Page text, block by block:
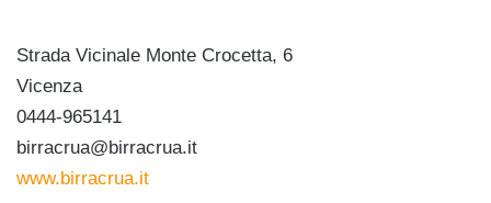
Strada Vicinale Monte Crocetta, 6
Vicenza
0444-965141
birracrua@birracrua.it
www.birracrua.it